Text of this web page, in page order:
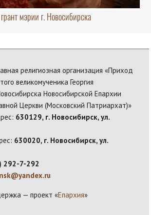
мэрии г. Новосибирска
религиозная организация «Приход
великомученика Георгия
Новосибирской Епархии
Церкви (Московский Патриархат)»
630129, г. Новосибирск, ул.
630020, г. Новосибирск, ул.
292-7-292
— проект «Епархия»